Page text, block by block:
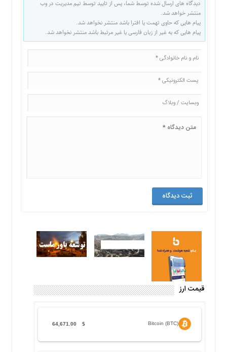
دیدگاه های ارسال شده توسط شما، پس از تایید توسط تیم مدیریت در وب
منتشر خواهد شد.
پیام هایی که حاوی تهمت یا افترا باشد منتشر نخواهد شد.
پیام هایی که به غیر از زبان فارسی یا غیر مرتبط باشد منتشر نخواهد شد.
قیمت ارز
Bitcoin (BTC)
$
64,671.00